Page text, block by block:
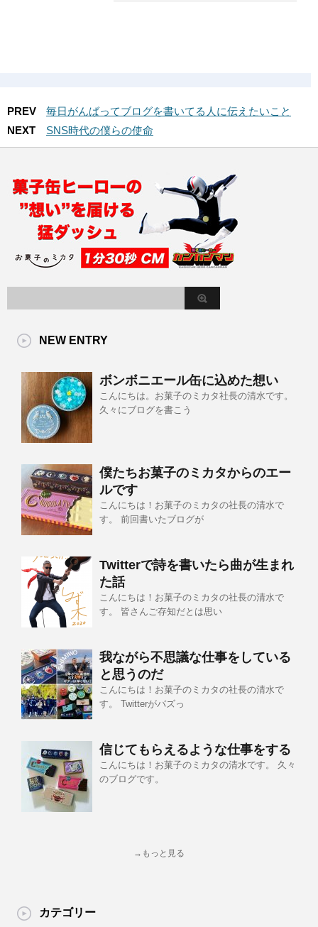
PREV
毎日がんばってブログを書いてる人に伝えたいこと
NEXT
SNS時代の僕らの使命
NEW ENTRY
ボンボニエール缶に込めた想い
こんにちは。お菓子のミカタ社長の清水です。
久々にブログを書こう
僕たちお菓子のミカタからのエー
ルです
こんにちは！お菓子のミカタの社長の清水で
す。 前回書いたブログが
Twitterで詩を書いたら曲が生まれ
た話
こんにちは！お菓子のミカタの社長の清水で
す。 皆さんご存知だとは思い
我ながら不思議な仕事をしている
と思うのだ
こんにちは！お菓子のミカタの社長の清水で
す。 Twitterがバズっ
信じてもらえるような仕事をする
こんにちは！お菓子のミカタの清水です。 久々
のブログです。
→もっと見る
カテゴリー